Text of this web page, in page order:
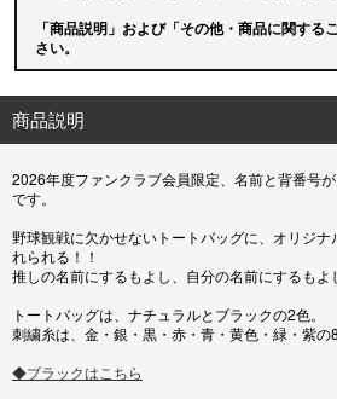
「商品説明」および「その他・商品に関する
さい。
商品説明
2026年度ファンクラブ会員限定、名前と背番号
です。
野球観戦に欠かせないトートバッグに、オリジナ
れられる！！
推しの名前にするもよし、自分の名前にするもよ
トートバッグは、ナチュラルとブラックの2色。
刺繍糸は、金・銀・黒・赤・青・黄色・緑・紫の8
◆ブラックはこちら